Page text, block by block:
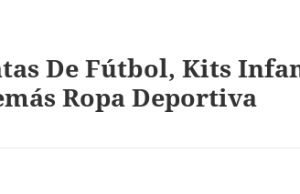
De Fútbol, Kits
Ropa Deportiva